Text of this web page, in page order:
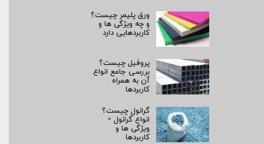
ورق پلیمر چیست؟
و چه ویژگی ها و
کاربردهایی دارد
پروفیل چیست؟
بررسی جامع انواع
آن به همراه
کاربردها
گرانول چیست؟
انواع گرانول +
ویژگی ها و
کاربردها